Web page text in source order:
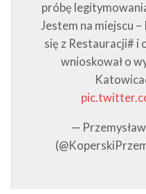
próbę
Jestem na miejscu –
się z Restauracji# i
wnioskował o
—